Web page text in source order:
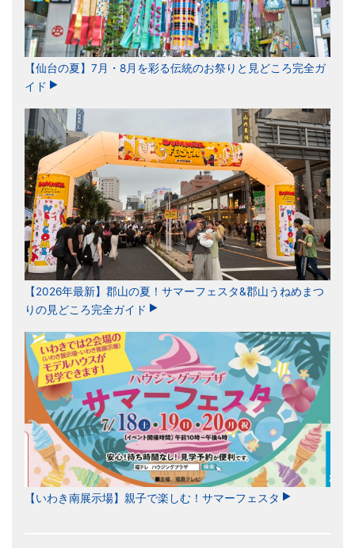
【仙台の夏】7月・8月を彩る伝統のお祭りと見どころ完全ガ
イド
【2026年最新】郡山の夏！サマーフェスタ&郡山うねめまつ
りの見どころ完全ガイド
【いわき南展示場】親子で楽しむ！サマーフェスタ